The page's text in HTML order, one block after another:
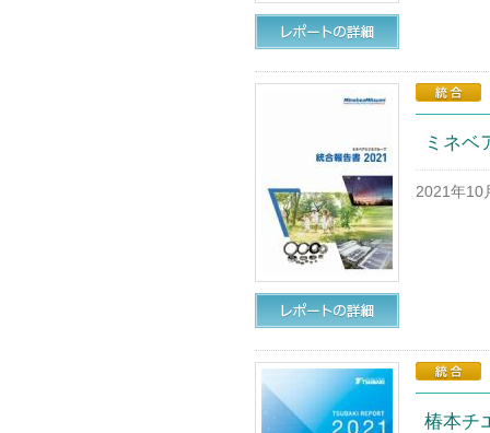
ミネベ
2021年10
椿本チ